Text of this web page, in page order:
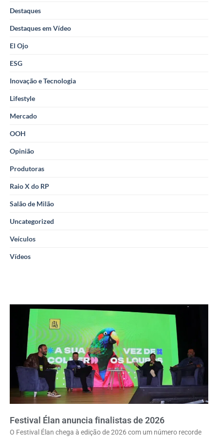
Destaques
Destaques em Vídeo
El Ojo
ESG
Inovação e Tecnologia
Lifestyle
Mercado
OOH
Opinião
Produtoras
Raio X do RP
Salão de Milão
Uncategorized
Veículos
Vídeos
Festival Élan anuncia finalistas de 2026
O Festival Élan chega à edição de 2026 com um número recorde